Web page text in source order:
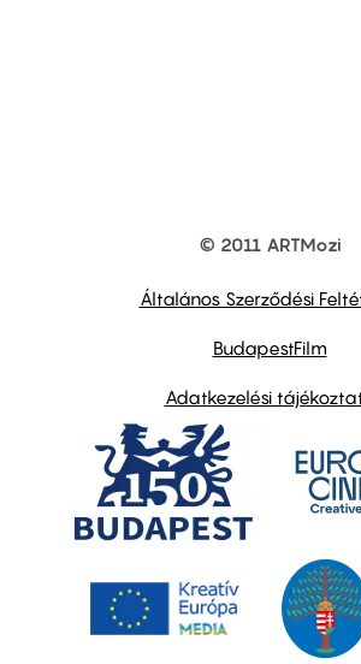
© 2011 ARTMozi
Általános Szerződési
BudapestFilm
Adatkezelési